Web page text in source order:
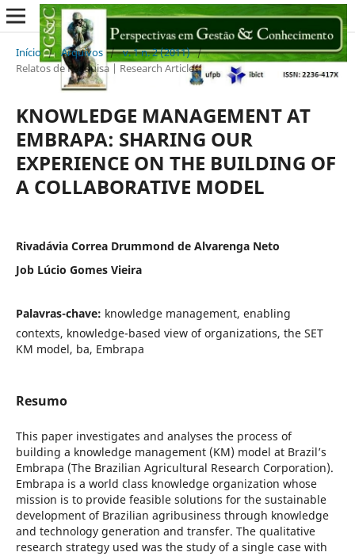
Início / Arquivos / v. 1 n. 2 (2011) /
Relatos de Pesquisa | Research Articles
KNOWLEDGE MANAGEMENT AT
EMBRAPA: SHARING OUR
EXPERIENCE ON THE BUILDING OF
A COLLABORATIVE MODEL
Rivadávia Correa Drummond de Alvarenga Neto
Job Lúcio Gomes Vieira
Palavras-chave: knowledge management, enabling
contexts, knowledge-based view of organizations, the SET
KM model, ba, Embrapa
Resumo
This paper investigates and analyses the process of
building a knowledge management (KM) model at Brazil’s
Embrapa (The Brazilian Agricultural Research Corporation).
Embrapa is a world class knowledge organization whose
mission is to provide feasible solutions for the sustainable
development of Brazilian agribusiness through knowledge
and technology generation and transfer. The qualitative
research strategy used was the study of a single case with